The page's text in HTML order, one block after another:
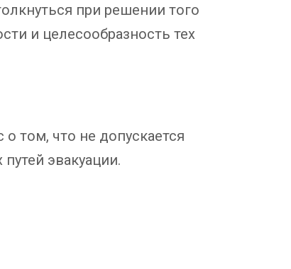
при решении того
и целесообразность тех
том, что не допускается
эвакуации.